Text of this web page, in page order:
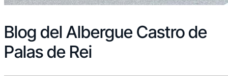
Blog del Albergue Castro de
Palas de Rei